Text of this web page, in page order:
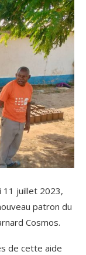
juillet 2023,
patron du
Cosmos.
de cette aide